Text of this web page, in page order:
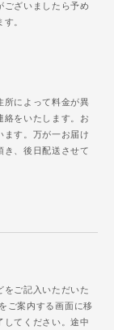
ございましたら予め
す。
所によって料金が異
をいたします。お
ます。万が一お届け
き、後日配送させて
をご記入いただいた
ご案内する画面に移
てください。途中